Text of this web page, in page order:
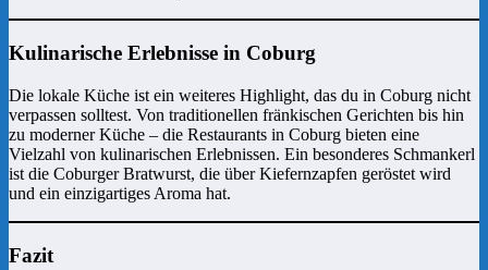
Kulinarische Erlebnisse in Coburg
Die lokale Küche ist ein weiteres Highlight, das du in Coburg nicht
verpassen solltest. Von traditionellen fränkischen Gerichten bis hin
zu moderner Küche – die Restaurants in Coburg bieten eine
Vielzahl von kulinarischen Erlebnissen. Ein besonderes Schmankerl
ist die Coburger Bratwurst, die über Kiefernzapfen geröstet wird
und ein einzigartiges Aroma hat.
Fazit